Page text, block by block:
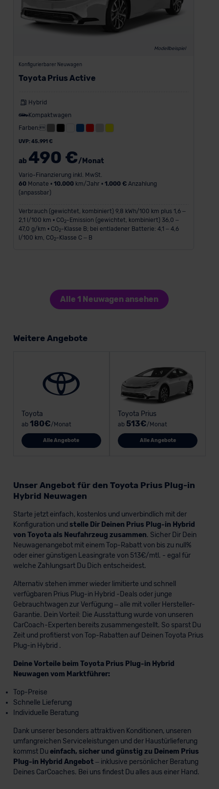
Modellbeispiel
Konfigurierbarer Neuwagen
Toyota Prius Active
Hybrid
Kompaktwagen
Farben:
UVP: 45.991 €
ab 490 €/Monat
Vario-Finanzierung inkl. MwSt.
60Monate • 10.000km/Jahr • 1.000 €Anzahlung
(anpassbar)
Verbrauch (gewichtet, kombiniert) 9,8 kWh/100 km plus 1,6 –
2,1 l/100 km • CO 2-Emission (gewichtet, kombiniert) 36,0 –
47,0 g/km • CO 2-Klasse B; bei entladener Batterie: 4,1 – 4,6
l/100 km, CO 2-Klasse C – B
Alle 1 Neuwagen ansehen
Weitere Angebote
Toyota
ab 180€/Monat
Alle Angebote
Toyota Prius
ab 513€/Monat
Alle Angebote
Unser Angebot für den Toyota Prius Plug-in
Hybrid Neuwagen
Starte jetzt einfach, kostenlos und unverbindlich mit der
Konfiguration und stelle Dir Deinen Prius Plug-in Hybrid
von Toyota als Neufahrzeug zusammen. Sicher Dir Dein
Neuwagenangebot mit einem Top-Rabatt von bis zu null%
oder einer günstigen Leasingrate von 513€/mtl. - egal für
welche Zahlungsart Du Dich entscheidest.
Alternativ stehen immer wieder limitierte und schnell
verfügbaren Prius Plug-in Hybrid -Deals oder junge
Gebrauchtwagen zur Verfügung – alle mit voller Hersteller-
Garantie. Dein Vorteil: Die Ausstattung wurde von unseren
CarCoach-Experten bereits zusammengestellt. So sparst Du
Zeit und profitierst von Top-Rabatten auf Deinen Toyota Prius
Plug-in Hybrid .
Deine Vorteile beim Toyota Prius Plug-in Hybrid
Neuwagen vom Marktführer:
Top-Preise
Schnelle Lieferung
Individuelle Beratung
Dank unserer besonders attraktiven Konditionen, unseren
umfangreichen Serviceleistungen und der Haustürlieferung
kommst Du einfach, sicher und günstig zu Deinem Prius
Plug-in Hybrid Angebot – inklusive persönlicher Beratung
Deines CarCoaches. Bei uns findest Du alles aus einer Hand.